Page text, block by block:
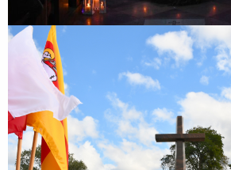
86. rocznica Obrony Zakroczymia